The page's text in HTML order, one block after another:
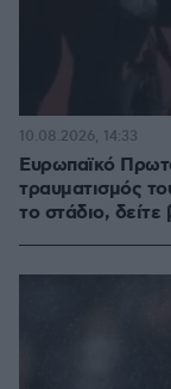
Ευρωπαϊκό
τραυματισμός
το στάδιο, δείτε
10.08.2026, 14:33